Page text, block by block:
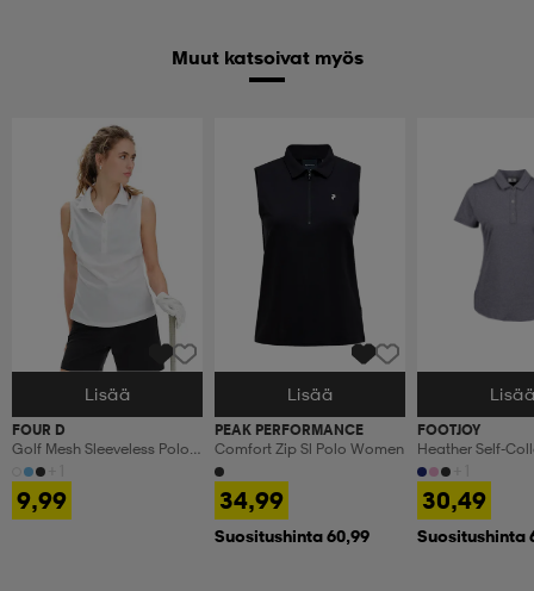
Muut katsoivat myös
Valitse Koko
Lisää
FOUR D
Golf Mesh Sleeveless Polo
W
9,99
Valitse Koko
Lisää
PEAK PERFORMANCE
Comfort Zip Sl Polo Women
34,99
Suositushinta 60,99
Valitse Koko
FOOTJOY
Heather Self-
30,49
Suositushinta